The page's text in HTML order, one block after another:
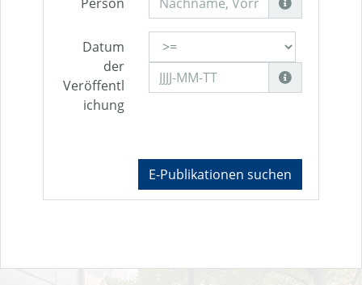
Datum
der
Veröffentl
ichung
E-Publikationen suchen